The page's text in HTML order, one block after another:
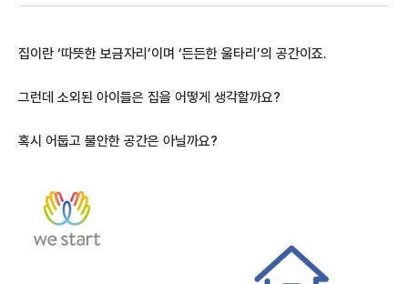
집이란 ‘따뜻한 보금자리 ’이며 ‘든든한 울타리 ’의 공간이죠.
그런데 소외된 아이들은 집을 어떻게 생각할까요?
혹시 어둡고 불안한 공간은 아닐까요?